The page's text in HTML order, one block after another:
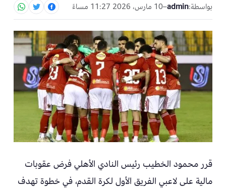
بواسطة:admin
–10 مارس، 2026 11:27 مساءً
قرر محمود الخطيب رئيس النادي الأهلي فرض عقوبات
مالية على لاعبي الفريق الأول لكرة القدم، في خطوة تهدف